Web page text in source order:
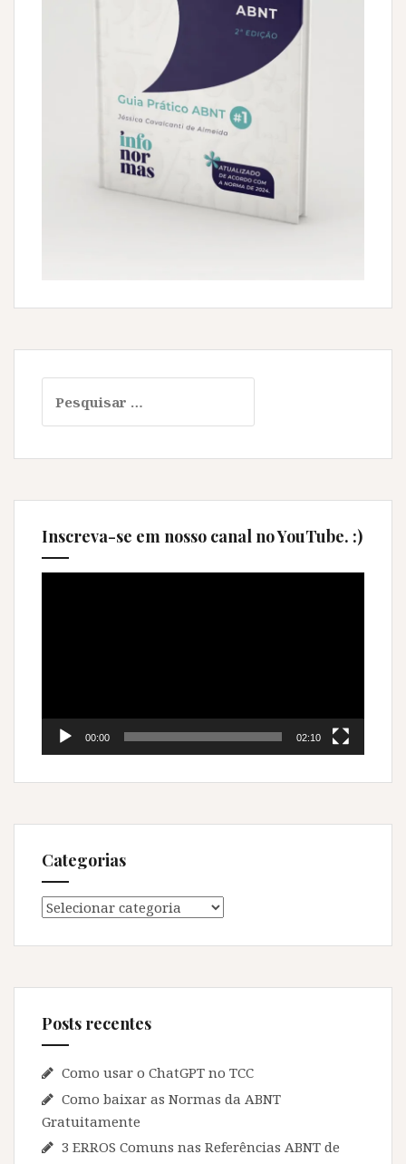
por:
Inscreva-se em nosso canal no YouTube. :)
00:00 02:10
Categorias
Categorias
Posts recentes
Como usar o ChatGPT no TCC
Como baixar as Normas da ABNT
Gratuitamente
3 ERROS Comuns nas Referências ABNT de